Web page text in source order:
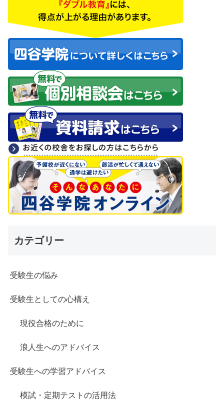
カテゴリー
受験生の悩み
受験生としての心構え
現役合格のために
浪人生へのアドバイス
受験生への学習アドバイス
模試・定期テストの活用法